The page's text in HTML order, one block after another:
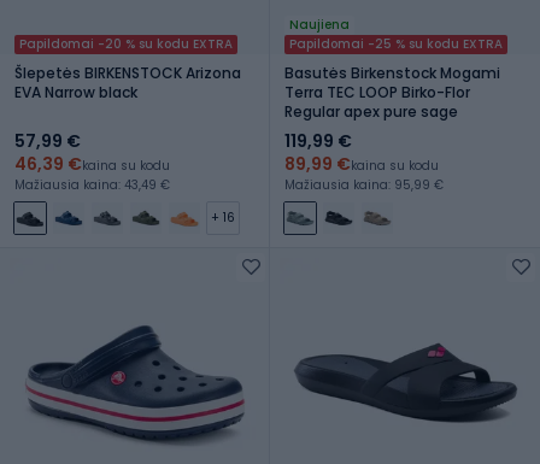
Papildomai -20 % su kodu EXTRA
Šlepetės BIRKENSTOCK Arizona
EVA Narrow black
57,99 €
46,39 €kaina su kodu
Mažiausia kaina: 43,49 €
+ 16
Naujiena
Papildomai -25 % su kodu EXTRA
Basutės Birkenstock Mogami
Terra TEC LOOP Birko-Flor
Regular apex pure sage
119,99 €
89,99 €kaina su kodu
Mažiausia kaina: 95,99 €